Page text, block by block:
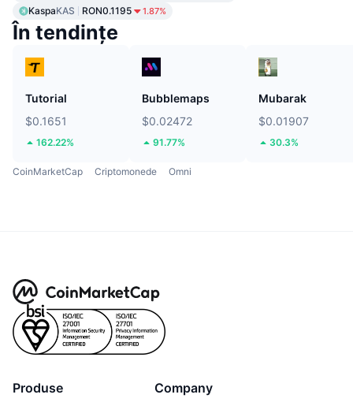
KaspaKAS RON0.1195 1.87%
În tendințe
Tutorial
$0.1651
162.22%
Bubblemaps
$0.02472
91.77%
Mubarak
$0.01907
30.3%
CoinMarketCap Criptomonede Omni
Produse Company